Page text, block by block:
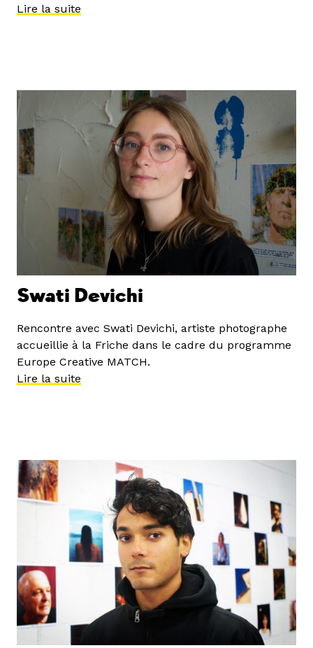
Lire la suite
Swati Devichi
Rencontre avec Swati Devichi, artiste photographe
accueillie à la Friche dans le cadre du programme
Europe Creative MATCH.
Lire la suite